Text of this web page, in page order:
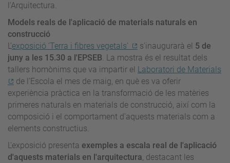
l'Arquitectura.
Models reals de l'aplicació de materials naturals en
construcció
L'exposició ‘Terra i fibres vegetals’ s'inaugurarà el 5 de
juny a les 15.30 a l'EPSEB. La mostra és el resultat dels
tallers homònims que va impartir el Laboratori de Materials
de l’Escola el mes de maig, en què es va oferir
experiència pràctica en la transformació de les matèries
primeres naturals en materials de construcció, així com la
composició i el comportament d'aquests materials com a
elements constructius.
L'exposició presenta exemples a escala real de l'aplicació
d'aquests materials en l'arquitectura, destacant les